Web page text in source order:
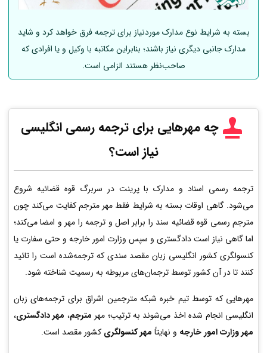
بسته به شرایط نوع مدارک موردنیاز برای ترجمه فرق خواهد کرد و شاید
مدارک جانبی دیگری نیاز باشند؛ بنابراین مکاتبه با وکیل و یا افرادی که
صاحب‌نظر هستند الزامی است.
چه مهرهایی برای ترجمه رسمی انگلیسی
نیاز است؟
ترجمه رسمی اسناد و مدارک با پرینت در سربرگ قوه قضائیه شروع
می‌شود. گاهی اوقات بسته به شرایط فقط مهر مترجم کفایت می‌کند چون
مترجم رسمی قوه قضائیه سند را برابر اصل و ترجمه را مهر و امضا می‌کند؛
اما گاهی نیاز است دادگستری و سپس وزارت امور خارجه و حتی سفارت یا
کنسولگری کشور انگلیسی زبان مقصد سندی که ترجمه‌شده است را تائید
کنند تا در آن کشور توسط ترجمان‌های مربوطه به رسمیت شناخته شود.
مهرهایی که توسط تیم خبره شبکه مترجمین اشراق برای ترجمه‌های زبان
انگلیسی انجام شده اخذ می‌شوند به ترتیب؛ مهر مترجم، مهر دادگستری،
مهر وزارت امور خارجه و نهایتاً مهر کنسولگری کشور مقصد است.